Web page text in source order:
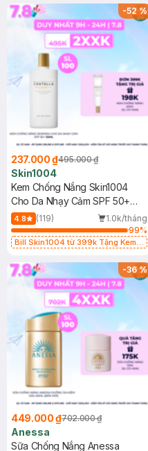
25ml (SL Có Hạn)
-52%
237.000 ₫495.000 ₫
Skin1004
Kem Chống Nắng Skin1004
Cho Da Nhạy Cảm SPF 50+
50ml
4.8 (119)
1.0k/tháng
99%
Bill Skin1004 từ 399k Tặng Kem
SPF 50+ 20ml (SL Có Hạn)
-36%
449.000 ₫702.000 ₫
Anessa
Sữa Chống Nắng Anessa